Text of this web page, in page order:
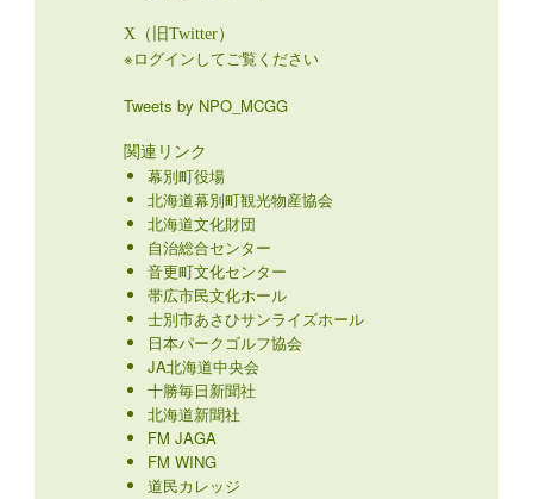
X（旧Twitter）
※ログインしてご覧ください
Tweets by NPO_MCGG
関連リンク
幕別町役場
北海道幕別町観光物産協会
北海道文化財団
自治総合センター
音更町文化センター
帯広市民文化ホール
士別市あさひサンライズホール
日本パークゴルフ協会
JA北海道中央会
十勝毎日新聞社
北海道新聞社
FM JAGA
FM WING
道民カレッジ